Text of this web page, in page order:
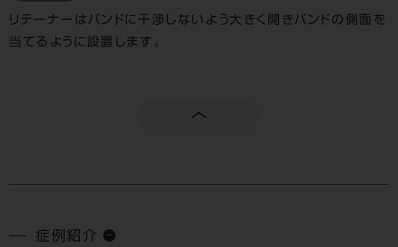
リテーナーはバンドに干渉しないよう大きく開きバンドの側面を
当てるように設置します。
症例紹介